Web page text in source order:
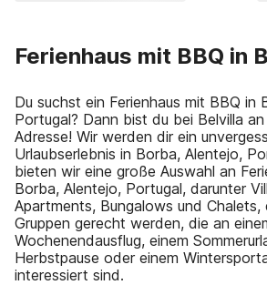
Ferienhaus mit BBQ in
Du suchst ein Ferienhaus mit BBQ in
Portugal? Dann bist du bei Belvilla
Adresse! Wir werden dir ein
Urlaubserlebnis in Borba, Alentejo,
bieten wir eine große Auswahl an
Borba, Alentejo, Portugal, darunter
Apartments, Bungalows und Chalets,
Gruppen gerecht werden, die an
Wochenendausflug, einem
Herbstpause oder einem
interessiert sind.